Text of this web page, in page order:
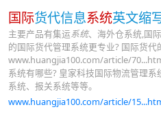
国际货代信息系统英文缩
主要产品有集运系统、海外仓系统,国
的国际货代管理系统更专业? 国际货代
www.huangjia100.com/article/
系统有哪些? 皇家科技国际物流管理
系统、报关系统等等。
www.huangjia100.com/article/